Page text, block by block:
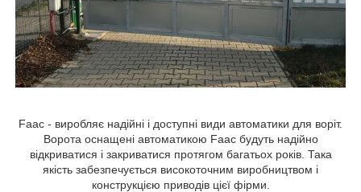
Faac - виробляє надійні і доступні види автоматики для воріт.
Ворота оснащені автоматикою Faac будуть надійно
відкриватися і закриватися протягом багатьох років. Така
якість забезпечується високоточним виробництвом і
конструкцією приводів цієї фірми.